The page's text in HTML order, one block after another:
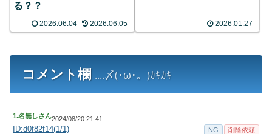
る？？
2026.06.04 2026.06.05 2026.01.27
コメント欄 ....〆(･ω･。)ｶｷｶｷ
1.名無しさん2024/08/20 21:41
ID:d0f82f14(1/1) NG 削除依頼